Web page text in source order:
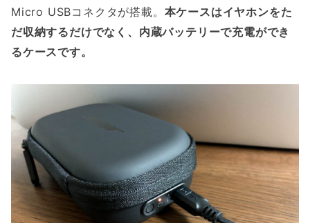
Micro USBコネクタが搭載。 本ケースはイヤホンをた
だ収納するだけでなく、内蔵バッテリーで充電ができ
るケースです。